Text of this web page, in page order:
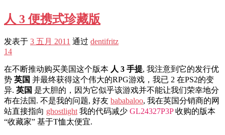
人 3 便携式珍藏版
发表于 3 五月 2011 通过 dentifritz
14
在不断推动购买美国这个版本 人 3 手提, 我注意到它的发行优
势 英国 并最终获得这个伟大的RPG游戏，我已 2 在PS2的变
异. 英国 是大胆的，因为它似乎该游戏并不能让我们荣幸地分
布在法国. 不是我的问题, 好友 bababaloo, 我在英国分销商的网
站直接指向 ghostlight我的代码减少 GL24327P3P收购的版本
“收藏家” 基于T恤太便宜.